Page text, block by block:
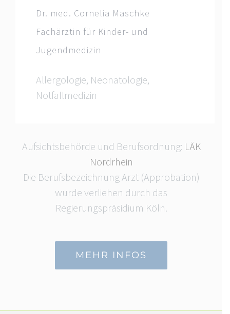
Dr. med. Cornelia Maschke
Fachärztin für Kinder- und
Jugendmedizin
Allergologie, Neonatologie,
Notfallmedizin
Aufsichtsbehörde und Berufsordnung: LÄK
Nordrhein
Die Berufsbezeichnung Arzt (Approbation)
wurde verliehen durch das
Regierungspräsidium Köln.
MEHR INFOS